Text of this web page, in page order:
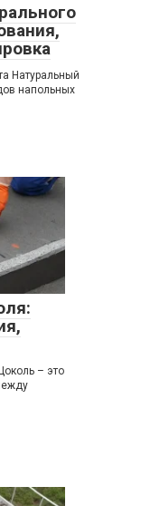
Натуральный
напольных
– это